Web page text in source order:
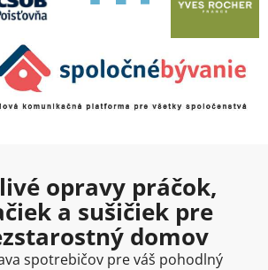
opravy práčok,
a sušičiek pre
domov
spotrebičov pre váš pohodlný